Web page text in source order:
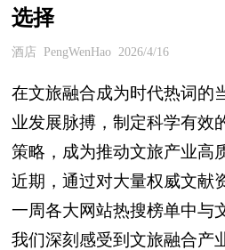
选择
酒店 PengWenHao 2026/4/16
在文旅融合成为时代热词的
业发展脉搏，制定科学有效
策略，成为推动文旅产业高
近期，通过对大量权威文献
一周各大网站热搜榜单中与
我们深刻感受到文旅融合产